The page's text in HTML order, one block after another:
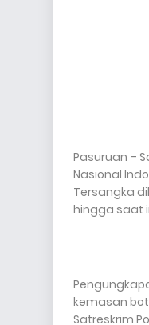
Pasuruan –
Nasional
Tersangka
hingga saat
kemasan
Satreskrim